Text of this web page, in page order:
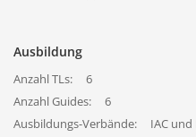
Ausbildung
Anzahl TLs:
6
Anzahl Guides:
6
Ausbildungs-Verbände:
IAC und